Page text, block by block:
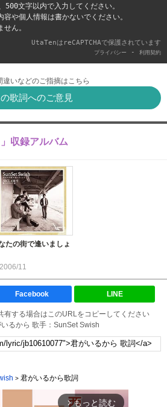
文字以内で入力してください。
や個人情報は書かないでください。
ん。
UtaTenはreCAPTCHAで保護されています
プライバシー - 利用契約
違いなどのご指摘はこちら
歌詞へのご意見
収録アルバム
たの街で逢いましょ
2006/11
Facebook LINE
有する場合はこのURLをコピーしてください
るから 歌手：SunSet Swish
君がいるから歌詞
arrow_forward_ios もっと読む